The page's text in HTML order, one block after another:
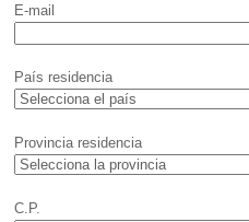
E-mail
País residencia
Provincia residencia
C.P.